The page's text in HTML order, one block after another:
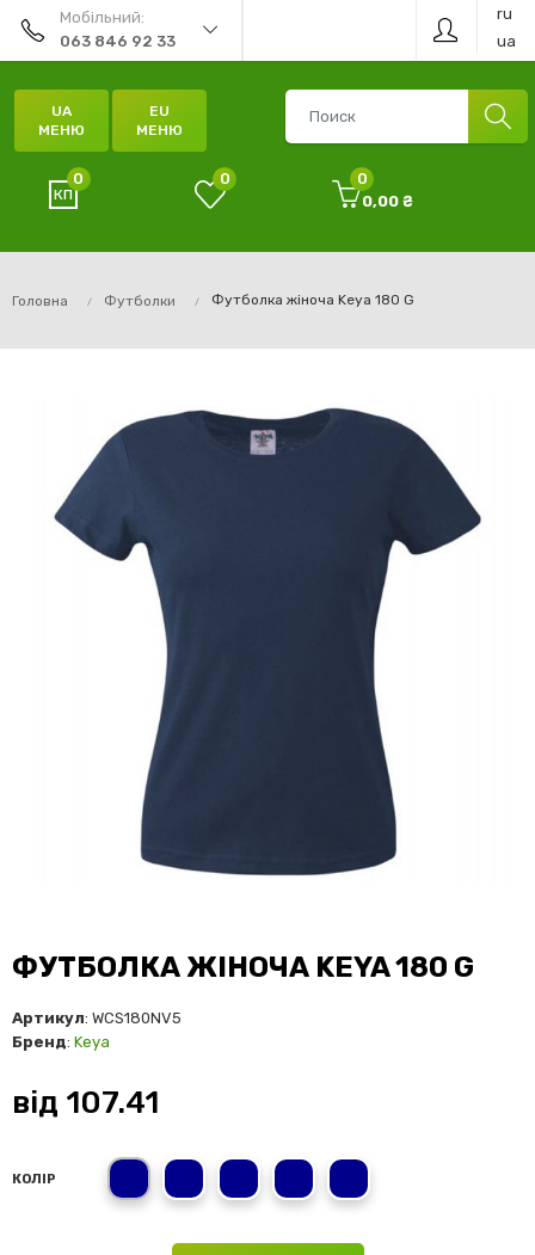
Мобільний:
063 846 92 33
ru
ua
UA
МЕНЮ
EU
МЕНЮ
0 0
0
0,00 ₴
Головна Футболки Футболка жіноча Keya 180 G
ФУТБОЛКА ЖІНОЧА KEYA 180 G
Артикул: WCS180NV5
Бренд: Keya
від 107.41
КОЛІР
2XL L M XL S